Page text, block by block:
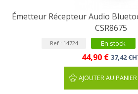
Émetteur Récepteur Audio
CSR8675
Ref : 14724 En stock
44,90 € 37,42
AJOUTER AU PANIER